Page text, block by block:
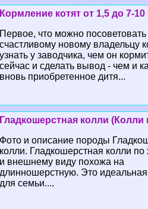
Кормление котят от 1,5 до 7-
Первое, что можно посоветовать
счастливому новому владельцу
узнать у заводчика, чем он
сейчас и сделать вывод - чем и
вновь приобретенное дитя...
Гладкошерстная колли
Фото и описание породы
колли. Гладкошерстная колли по
и внешнему виду похожа на
длинношерстную. Это идеальная
для семьи....